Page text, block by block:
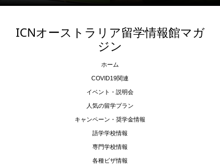
ICNオーストラリア留学情報館マガ
ジン
ホーム
COVID19関連
イベント・説明会
人気の留学プラン
キャンペーン・奨学金情報
語学学校情報
専門学校情報
各種ビザ情報